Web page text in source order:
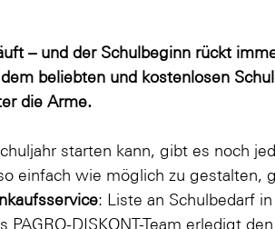
– und der Schulbeginn rückt
beliebten und kostenlosen
die Arme.
starten kann, gibt es noch
einfach wie möglich zu gestalten,
: Liste an Schulbedarf
PAGRO-DISKONT-Team erledigt